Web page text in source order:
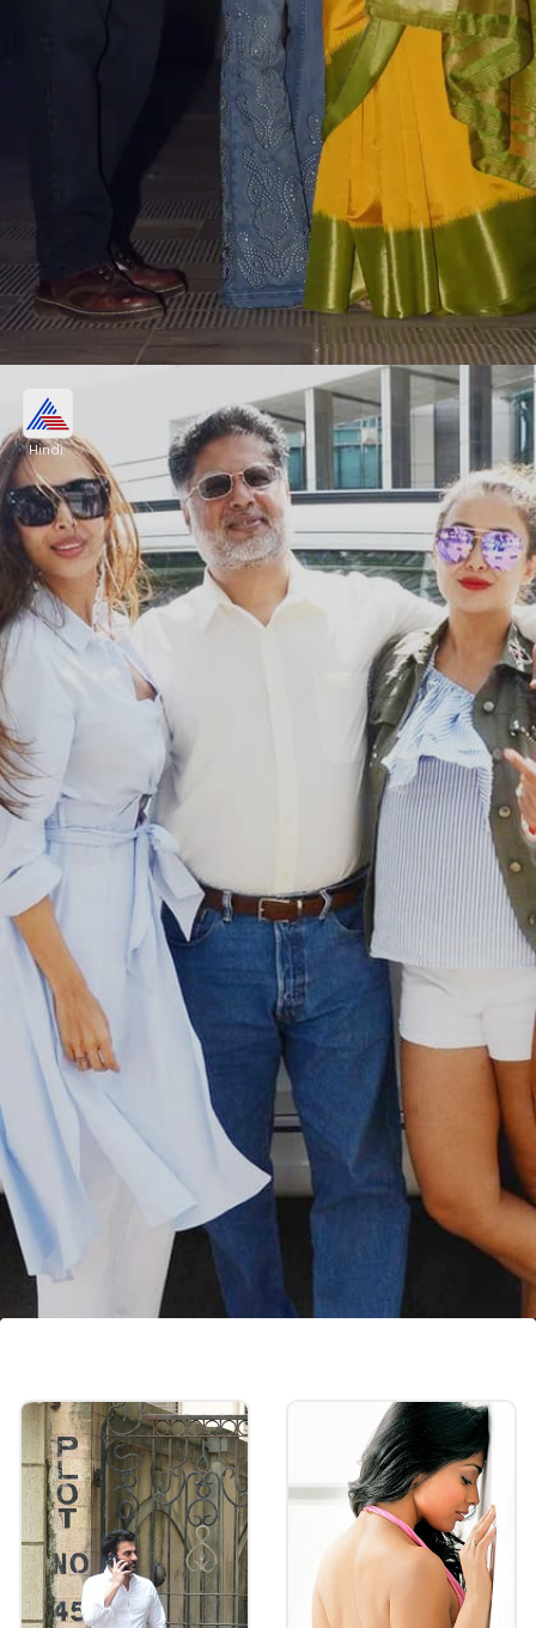
सालों पहले पत्नी से अलग हो गए थे अनिल अरोड़ा
मलाइका अरोड़ा ने एक बातचीत में खुलासा किया था कि उनके
पैरेंट्स का उस वक्त सेपरेशन हो गया था, जब वे 11 साल की थीं
और उनकी छोटी बहन अमृता महज 6 साल की थीं।
Image credits: Social Media
Hindi
अनिल अरोड़ा मुंबई के बांद्रा इलाके में अकेले रहते थे। मलाइका
और अमृता अलग-अलग मौकों पर उनसे मिलने उनके घर जाती
रहती थीं। बता दें कि मलाइका पाली हिल में एक अपार्टमेंट में रहती
Image credits: Social Media